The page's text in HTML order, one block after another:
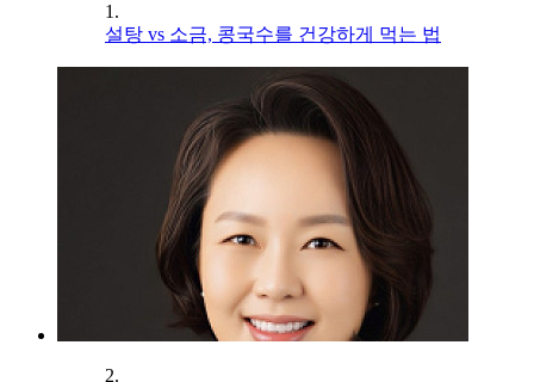
1.
설탕 vs 소금, 콩국수를 건강하게 먹는 법
2.